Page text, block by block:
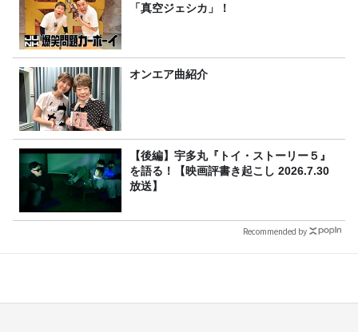
「真空ジェシカ」！
オンエア曲紹介
【後編】宇多丸『トイ・ストーリー５』
を語る！【映画評書き起こし 2026.7.30
放送】
Recommended by